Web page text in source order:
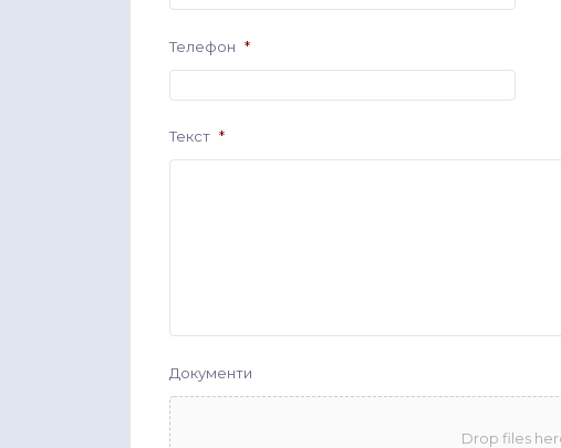
Телефон *
Текст *
Документи
Drop files